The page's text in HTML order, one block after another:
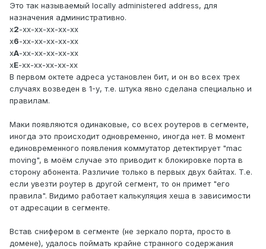
Это так называемый locally administered address, для
назначения административно.
x2-xx-xx-xx-xx-xx
x6-xx-xx-xx-xx-xx
xA-xx-xx-xx-xx-xx
xE-xx-xx-xx-xx-xx
В первом октете адреса установлен бит, и он во всех трех
случаях возведен в 1-у, т.е. штука явно сделана специально и
правилам.
Маки появляются одинаковые, со всех роутеров в сегменте,
иногда это происходит одновременно, иногда нет. В момент
единовременного появления коммутатор детектирует "mac
moving", в моём случае это приводит к блокировке порта в
сторону абонента. Различие только в первых двух байтах. Т.е.
если увезти роутер в другой сегмент, то он примет "его
правила". Видимо работает калькуляция хеша в зависимости
от адресации в сегменте.
Встав снифером в сегменте (не зеркало порта, просто в
домене), удалось поймать крайне странного содержания